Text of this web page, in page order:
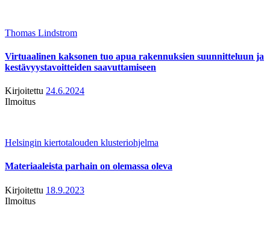
Thomas Lindstrom
Virtuaalinen kaksonen tuo apua rakennuksien suunnitteluun ja
kestävyystavoitteiden saavuttamiseen
Kirjoitettu 24.6.2024
Ilmoitus
Helsingin kiertotalouden klusteriohjelma
Materiaaleista parhain on olemassa oleva
Kirjoitettu 18.9.2023
Ilmoitus